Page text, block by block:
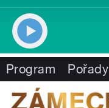
Program Pořady